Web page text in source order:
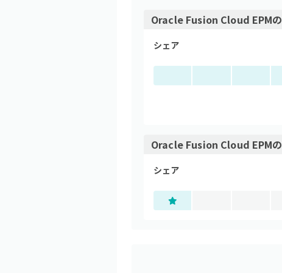
Oracle Fusion Cloud EPMの
シェア
Oracle Fusion Cloud EPMの
シェア